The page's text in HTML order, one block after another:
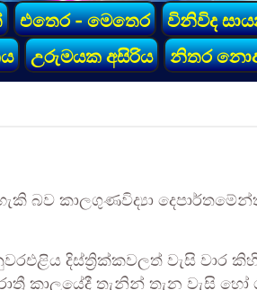
එතෙර - මෙතෙර විනිවිද
උරුමයක අසිරිය නිතර
බව කාලගුණවිද්‍යා
දිස්ත්‍රික්කවලත් වැසි වාර
කාලයේදී තැනින් තැන වැසි